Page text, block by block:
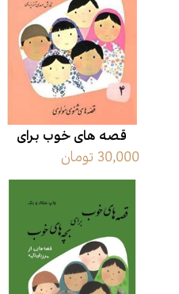
قصه های خوب برای
بچه های خوب 430,000 تومان